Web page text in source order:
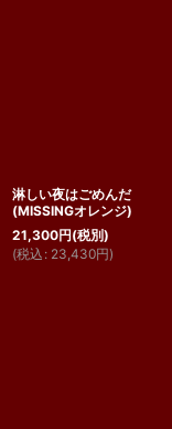
淋しい夜はごめんだ
(MISSINGオレンジ)
21,300円(税別)
(税込 : 23,430円)